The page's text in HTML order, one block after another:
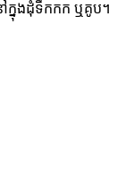
ក្នុងដុំទឹកកក ឬគូប។